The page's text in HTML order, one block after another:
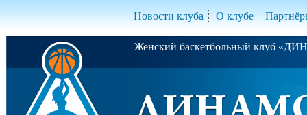
Новости клуба О клубе
Женский баскетбольный клуб